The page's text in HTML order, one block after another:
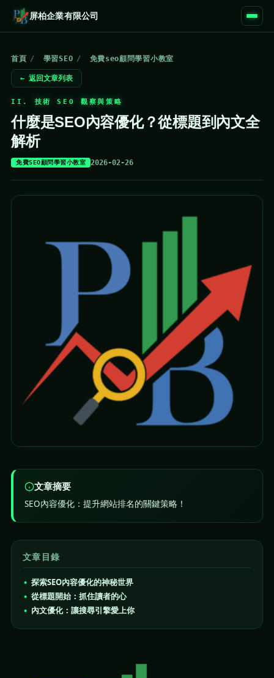
屏柏企業有限公司
首頁 / 學習SEO / 免費seo顧問學習小教室
← 返回文章列表
II. 技術 SEO 觀察與策略
什麼是SEO內容優化？從標題到內文全
解析
免費SEO顧問學習小教室 2026-02-26
文章摘要
SEO內容優化：提升網站排名的關鍵策略！
文章目錄
探索SEO內容優化的神秘世界
從標題開始：抓住讀者的心
內文優化：讓搜尋引擎愛上你